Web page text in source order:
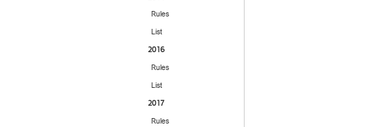
Rules
List
2016
Rules
List
2017
Rules